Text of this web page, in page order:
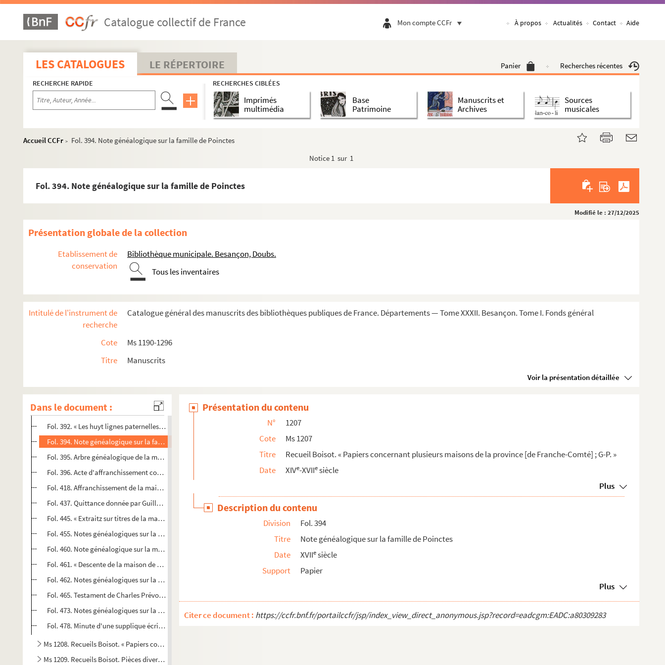
Catalogue collectif de France Mon compte CCFr À propos Actualités Contact Aide
LES CATALOGUES LE RÉPERTOIRE Panier Recherches récentes
RECHERCHE RAPIDE RECHERCHES CIBLÉES
Imprimés
multimédia
Base
Patrimoine
Manuscrits et
Archives
Sources
musicales
Accueil CCFr >
Fol. 394. Note généalogique sur la famille de Poinctes
Notice 1 sur 1
Fol. 394. Note généalogique sur la famille de Poinctes
Modifié le : 27/12/2025
Présentation globale de la collection
Etablissement de
conservation
Bibliothèque municipale. Besançon, Doubs.
Tous les inventaires
Intitulé de l'instrument de
recherche
Catalogue général des manuscrits des bibliothèques publiques de France. Départements — Tome XXXII. Besançon. Tome I. Fonds général
Cote
Ms 1190-1296
Titre
Manuscrits
Voir la présentation détaillée
Dans le document :
Fol. 162. Notes généalogiques sur la famille de Montrivel
Fol. 165. Lettre écrite à Guillaume Monchet, seigneur d'Avilley, par Charles de Neufchâtel, archevêque de Besa...
Fol. 167. Notes généalogiques sur la famille Mouchet, de Besançon, par Thomas Varin d'Audeux
Fol. 171. Note sur la famille de Mugnans
Fol. 172. Arbre et notes généalogiques sur la maison de Neufchâtel-Comté
Fol. 182. Notes sur les familles de Noidans, de Nance et de Nans
Fol. 183. « Les trente-deux lignes paternelles [et maternelles] de fut monsieur le baron d'Oiseler » : arbre g...
Fol. 195. « Généalogie d'Oiseler, par titres »
Fol. 299. Testament de Marguerite Perrenot de Granvelle, dame de Vennes, veuve de Ferdinand de Lannoy ; Besanç...
Fol. 309. Testament collectif de Nicolas Perrenot de Granvelle, garde des sceaux de Charles-Quint, et de Nicol...
Fol. 317. Testament de Nicole Bonvalot, dame de Granvelle, écrit en entier de la main de l'évêque d'Arras, Ant...
Fol. 325. Traité concernant la chapelle sépulcrale, contiguë à l'église des Carmes de Besançon, que Nicolas Pe...
Fol. 329. « Les huitz quartiers de M. le cardinal de Grandvelle et de MM. ses frères, tirées ( sic) d'un origin...
Fol. 385. Note généalogique concernant les familles de Pierrefontaine et Prévost
Fol. 387. Notes généalogiques sur les familles de Plaine et de La Palud
Fol. 390. « Extraitz sur titres des dames de La Roche », de la maison de Plaine
Fol. 392. « Les huyt lignes paternelles de Phileberte de Pleynne » : arbre généalogique, avec blasons à la plu...
Fol. 394. Note généalogique sur la famille de Poinctes
Fol. 395. Arbre généalogique de la maison de Poictiers
Fol. 396. Acte d'affranchissement concédé par Louis de Poictiers et Marguerite du Vergier, sa femme, à une pro...
Fol. 418. Affranchissement de la mainmorte concédé à une famille de Saint-Pierre-sous-Vadans par Philippe de P...
Fol. 437. Quittance donnée par Guillaume de Poictiers et par Amorale-Sabine de Rye, sa femme, d'une somme de 2...
Fol. 445. « Extraitz sur titres de la maison de Pouligny »
Fol. 455. Notes généalogiques sur la maison de Poligny
Fol. 460. Note généalogique sur la maison de Pontailler
Fol. 461. « Descente de la maison de Pra »
Fol. 462. Notes généalogiques sur la maison de Precipiano
Fol. 465. Testament de Charles Prévost, écuyer ; Besançon, 29 mars 1540
Fol. 473. Notes généalogiques sur la famille Prévost, de Besançon
Fol. 478. Minute d'une supplique écrite par Jacques Chambrier, de Besançon, et Guillaume de Vandenesse, évêque...
Ms 1208. Recueils Boisot. « Papiers concernant plusieurs maisons de la province [de Franche-Comté] ; Q-V. »
Ms 1209. Recueils Boisot. Pièces diverses « A-B »
Présentation du contenu
N°
1207
Cote
Ms 1207
Titre
Recueil Boisot. « Papiers concernant plusieurs maisons de la province [de Franche-Comté] ; G-P. »
Date
XIVe-XVIIesiècle
Plus
Description du contenu
Division
Fol. 394
Titre
Note généalogique sur la famille de Poinctes
Date
XVIIesiècle
Support
Papier
Plus
Citer ce document : https://ccfr.bnf.fr/portailccfr/jsp/index_view_direct_anonymous.jsp?record=eadcgm:EADC:a80309283